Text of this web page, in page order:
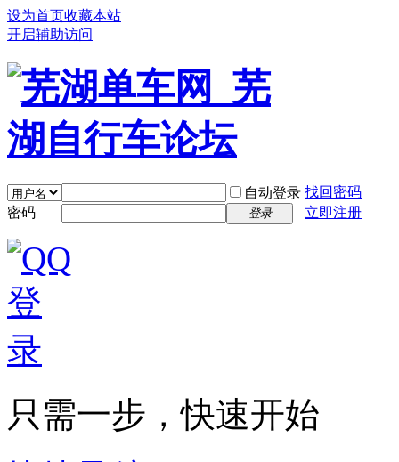
设为首页收藏本站
开启辅助访问
自动登录 找回密码
密码
登录 立即注册
只需一步，快速开始